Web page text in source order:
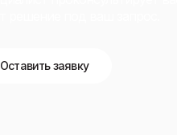
Оставить заявку